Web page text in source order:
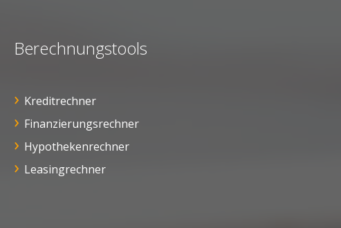
Berechnungstools
Kreditrechner
Finanzierungsrechner
Hypothekenrechner
Leasingrechner